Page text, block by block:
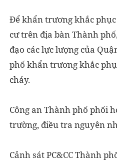
Để khẩn trương khắc
cư trên địa bàn Thành
đạo các lực lượng của
phố khẩn trương khắc
cháy.
Công an Thành phố phối
trường, điều tra nguyên
Cảnh sát PC&CC Thành